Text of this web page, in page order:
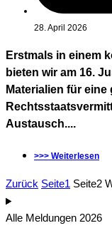
28. April 2026
Erstmals in einem
bieten wir am 16.
Materialien für
Austausch....
>>> Weiterlesen
Zurück Seite1 Seite2
Alle Meldungen 2026